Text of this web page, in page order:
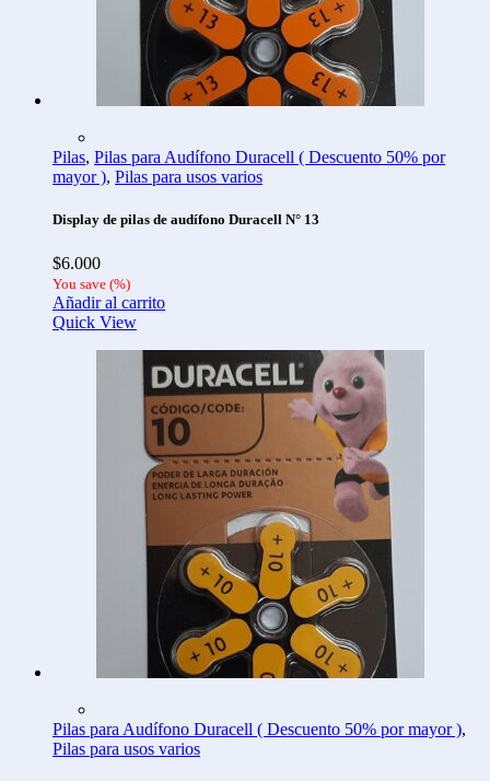
Pilas, Pilas para Audífono Duracell ( Descuento 50% por
mayor ), Pilas para usos varios
Display de pilas de audífono Duracell N° 13
$6.000
You save (%)
Añadir al carrito
Quick View
Pilas para Audífono Duracell ( Descuento 50% por mayor ),
Pilas para usos varios